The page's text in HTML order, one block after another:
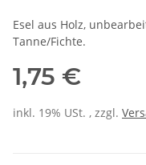
Esel aus Holz,
Tanne/Fichte.
1,75 €
inkl. 19% USt. , zzgl.